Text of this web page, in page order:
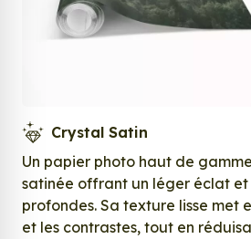
Crystal Satin
Un papier photo haut de
satinée offrant un léger éclat et
profondes. Sa texture lisse met
et les contrastes, tout en